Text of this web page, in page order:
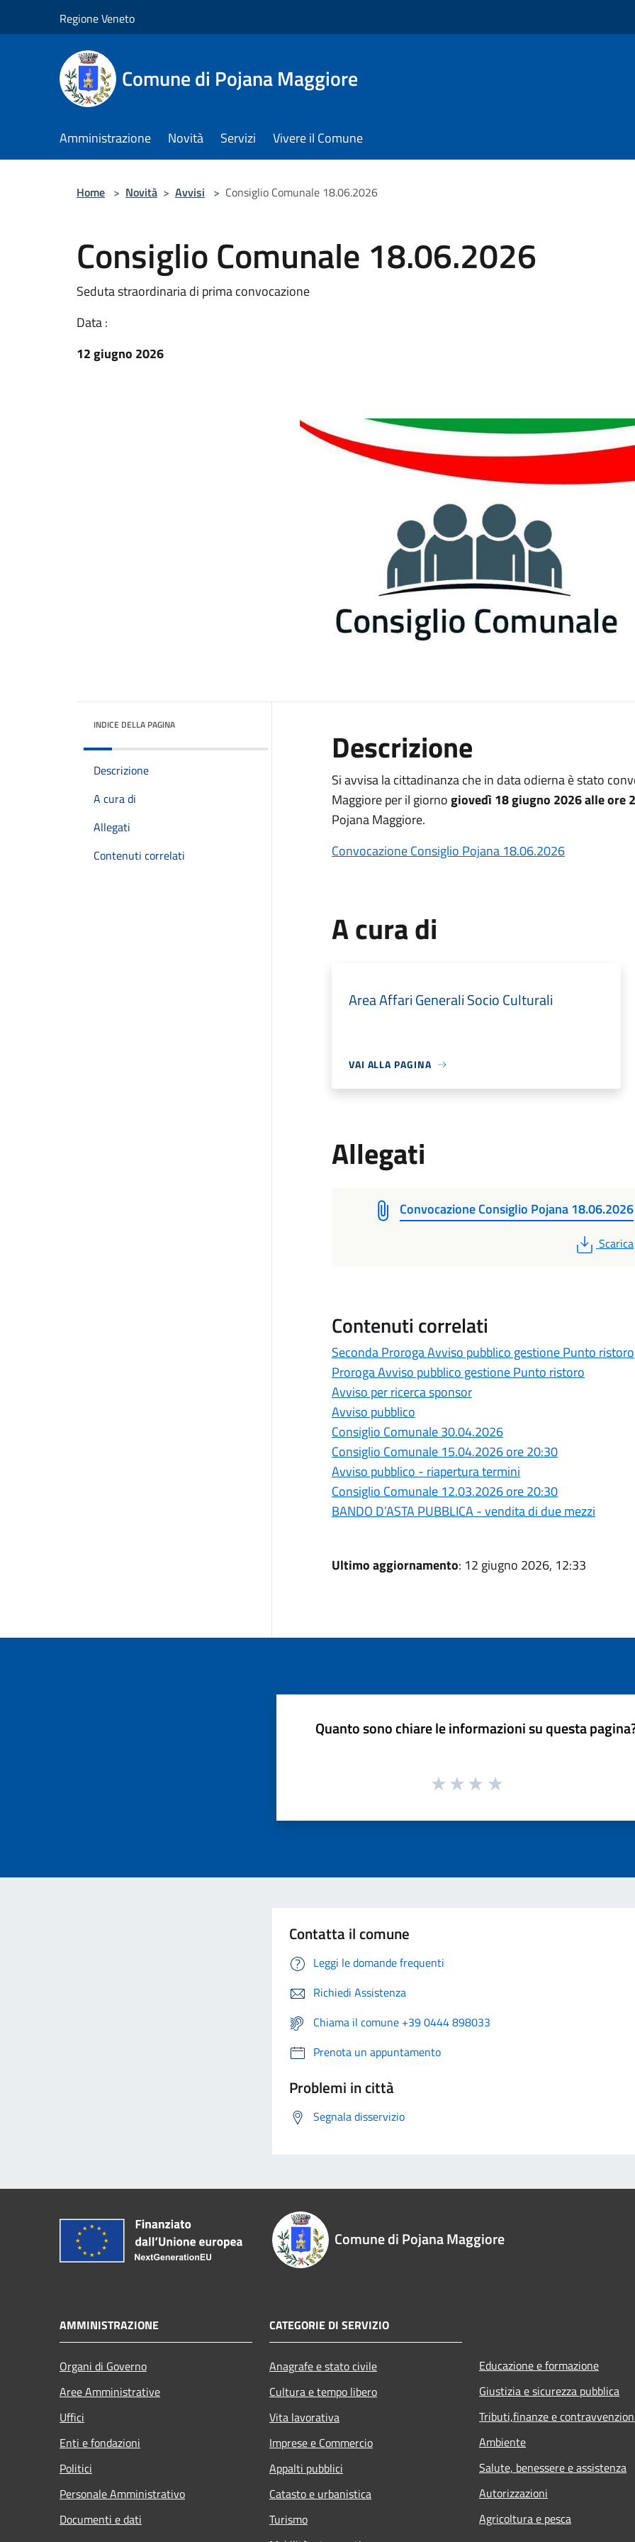
Regione Veneto
Comune di Pojana Maggiore
Amministrazione Novità Servizi Vivere il Comune
Home > Novità > Avvisi > Consiglio Comunale 18.06.2026
Consiglio Comunale 18.06.2026
Seduta straordinaria di prima convocazione
Data :
12 giugno 2026
INDICE DELLA PAGINA
Descrizione
A cura di
Allegati
Contenuti correlati
Descrizione
Si avvisa la cittadinanza che in data odierna è stato
Maggiore per il giornogiovedì 18 giugno 2026 alle ore
Pojana Maggiore.
Convocazione Consiglio Pojana 18.06.2026
A cura di
Area Affari Generali Socio Culturali
VAI ALLA PAGINA
Allegati
Convocazione Consiglio Pojana 18.06.2026
PDF
Scarica
Contenuti correlati
Seconda Proroga Avviso pubblico gestione Punto ristoro
Proroga Avviso pubblico gestione Punto ristoro
Avviso per ricerca sponsor
Avviso pubblico
Consiglio Comunale 30.04.2026
Consiglio Comunale 15.04.2026 ore 20:30
Avviso pubblico - riapertura termini
Consiglio Comunale 12.03.2026 ore 20:30
BANDO D’ASTA PUBBLICA - vendita di due mezzi
Ultimo aggiornamento: 12 giugno 2026, 12:33
Quanto sono chiare le informazioni su questa
Contatta il comune
Leggi le domande frequenti
Richiedi Assistenza
Chiama il comune +39 0444 898033
Prenota un appuntamento
Problemi in città
Segnala disservizio
Comune di Pojana Maggiore
AMMINISTRAZIONE
Organi di Governo
Aree Amministrative
Uffici
Enti e fondazioni
Politici
Personale Amministrativo
Documenti e dati
CATEGORIE DI SERVIZIO
Anagrafe e stato civile
Cultura e tempo libero
Vita lavorativa
Imprese e Commercio
Appalti pubblici
Catasto e urbanistica
Turismo
Educazione e formazione
Giustizia e sicurezza pubblica
Tributi,finanze e
Ambiente
Salute, benessere e assistenza
Autorizzazioni
Agricoltura e pesca